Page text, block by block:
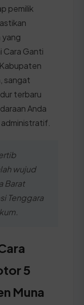
pemilik
yang
Cara Ganti
sangat
terbaru
Anda
wujud
Barat
Tenggara
5
Muna